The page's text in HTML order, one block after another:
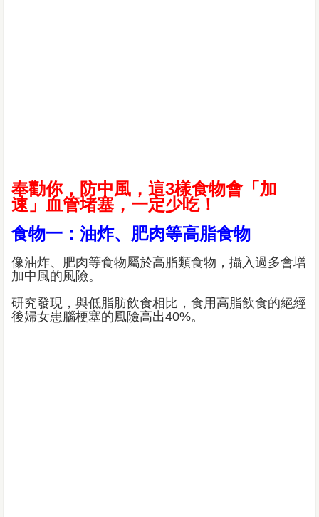
奉勸你，防中風，這3樣食物會「加
速」血管堵塞，一定少吃！
食物一：油炸、肥肉等高脂食物
像油炸、肥肉等食物屬於高脂類食物，攝入過多會增
加中風的風險。
研究發現，與低脂肪飲食相比，食用高脂飲食的絕經
後婦女患腦梗塞的風險高出40%。